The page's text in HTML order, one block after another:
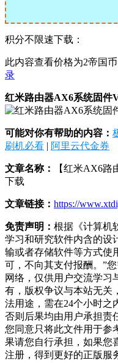
积分不限速下载：
此内容查看价格为2帝国
录
红米路由器AX6系统固件
可能对你有帮助的内容：
刷机必看 | 阿里云代金券
文章名称：
【红米AX6路
下载
文章链接： https://
免责声明： 根据《计算机
学习和研究软件内含的设
输或者存储软件等方式使
可，不向其支付报酬。”
网络，仅供用户交流学习
有，版权争议与本站无关
法用途，需在24个小时之
否则后果均由用户承担责
您同意只将此文件用于参
果请您自行承担，如果您
注册，得到更好的正版服